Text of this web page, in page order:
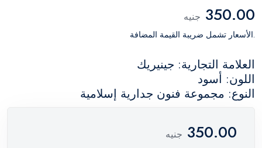
350.00 جنيه
.الأسعار تشمل ضريبة القيمة المضافة
العلامة التجارية: جينيريك
اللون: أسود
النوع: مجموعة فنون جدارية إسلامية
350.00 جنيه